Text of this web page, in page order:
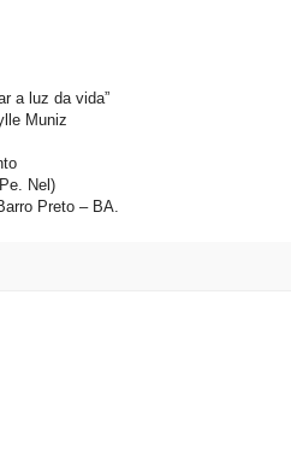
a luz da vida”
Muniz
Nel)
Preto – BA.